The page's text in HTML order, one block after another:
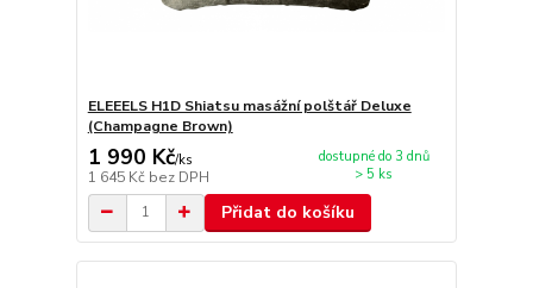
ELEEELS H1D Shiatsu masážní polštář Deluxe
(Champagne Brown)
1 990 Kč/ks
1 645 Kč bez DPH
dostupné do 3 dnů
> 5 ks
Přidat do košíku